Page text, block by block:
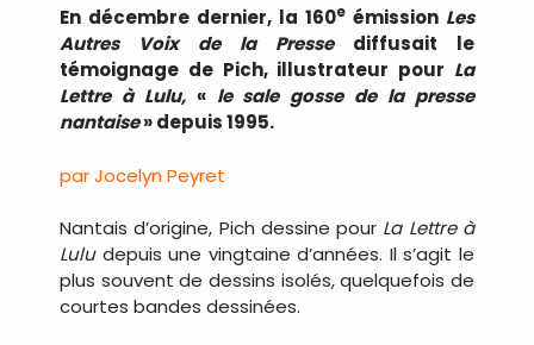
En décembre dernier, la 160e émission Les
Autres Voix de la Pressediffusait le
témoignage de Pich, illustrateur pour La
Lettre à Lulu,« le sale gosse de la presse
nantaise» depuis 1995.
par Jocelyn Peyret
Nantais d’origine, Pich dessine pour La Lettre à
Luludepuis une vingtaine d’années. Il s’agit le
plus souvent de dessins isolés, quelquefois de
courtes bandes dessinées.